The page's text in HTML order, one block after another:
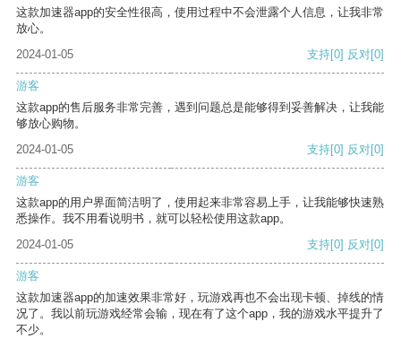
这款加速器app的安全性很高，使用过程中不会泄露个人信息，让我非常
放心。
2024-01-05
支持[0] 反对[0]
游客
这款app的售后服务非常完善，遇到问题总是能够得到妥善解决，让我能
够放心购物。
2024-01-05
支持[0] 反对[0]
游客
这款app的用户界面简洁明了，使用起来非常容易上手，让我能够快速熟
悉操作。我不用看说明书，就可以轻松使用这款app。
2024-01-05
支持[0] 反对[0]
游客
这款加速器app的加速效果非常好，玩游戏再也不会出现卡顿、掉线的情
况了。我以前玩游戏经常会输，现在有了这个app，我的游戏水平提升了
不少。